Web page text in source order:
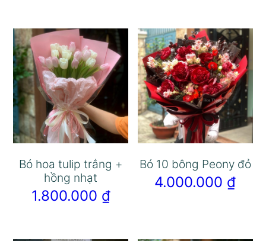
Bó hoa tulip trắng +
hồng nhạt
1.800.000 ₫
Bó 10 bông Peony đỏ
4.000.000 ₫